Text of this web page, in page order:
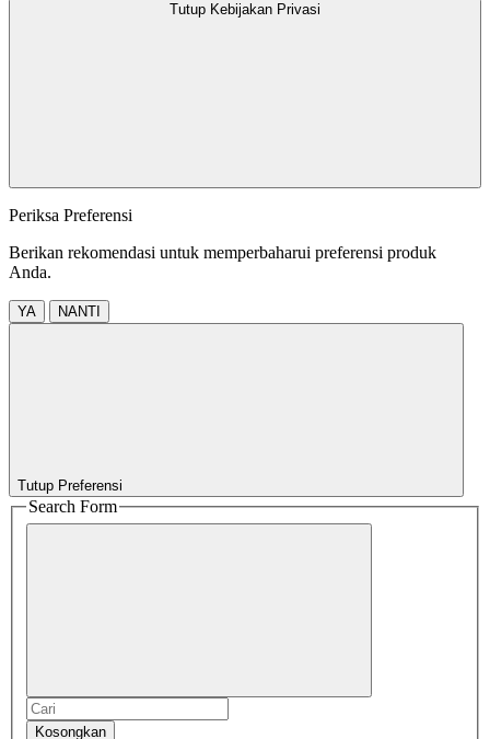
Tutup Kebijakan Privasi
Periksa Preferensi
Berikan rekomendasi untuk memperbaharui preferensi produk
Anda.
YA NANTI
Tutup Preferensi
Search Form
Kosongkan